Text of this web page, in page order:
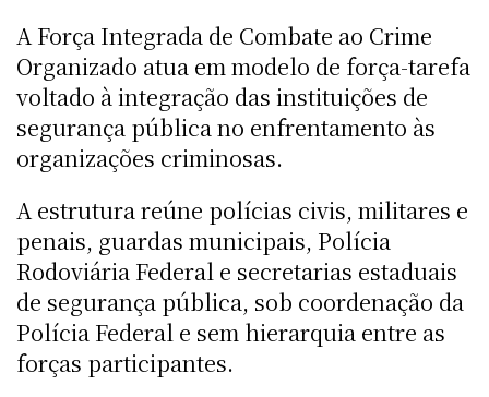
A Força Integrada de Combate ao Crime
Organizado atua em modelo de força-tarefa
voltado à integração das instituições de
segurança pública no enfrentamento às
organizações criminosas.
A estrutura reúne polícias civis, militares e
penais, guardas municipais, Polícia
Rodoviária Federal e secretarias estaduais
de segurança pública, sob coordenação da
Polícia Federal e sem hierarquia entre as
forças participantes.